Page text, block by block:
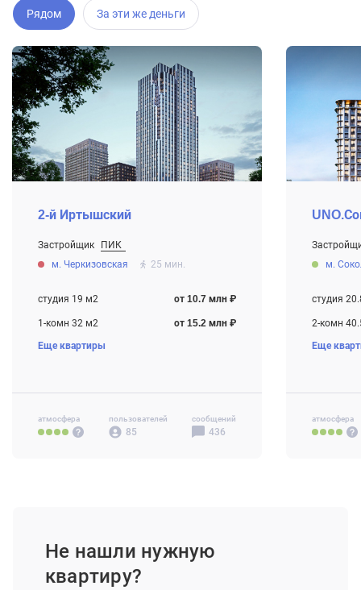
Рядом За эти же деньги
2-й Иртышский
Застройщик
ПИК
Строится
м. Черкизовская 25 мин.
студия 19 м2 от 10.7 млн ₽
1-комн 32 м2 от 15.2 млн ₽
2-комн 48 м2
Еще квартиры
атмосфера пользователей
85
сообщений
436
Строится
м.
студия
2-комн
3-комн
Еще
атмосфера
Не нашли нужную
квартиру?